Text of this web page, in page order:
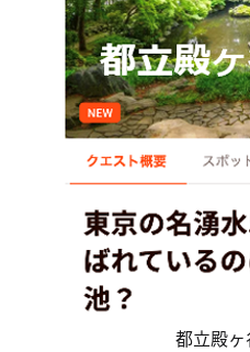
都立殿